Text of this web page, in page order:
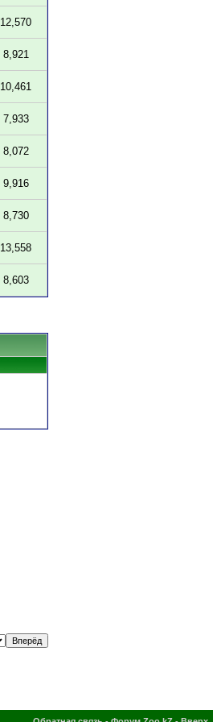
12,570
8,921
10,461
7,933
8,072
9,916
8,730
13,558
8,603